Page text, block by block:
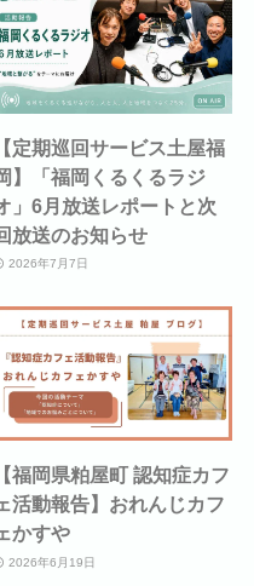
【定期巡回サービス土屋福
】「福岡くるくるラジ
」6月放送レポートと次
放送のお知らせ
2026年7月7日
【福岡県粕屋町 認知症カフ
活動報告】おれんじカフ
かすや
2026年6月19日